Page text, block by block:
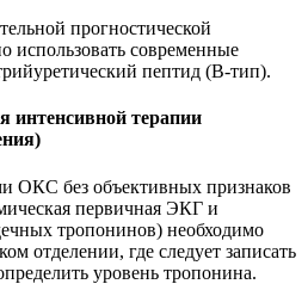
прогностической
использовать современные
пептид (В-тип).
интенсивной терапии
ОКС без объективных признаков
первичная ЭКГ и
тропонинов) необходимо
отделении, где следует записать
уровень тропонина.